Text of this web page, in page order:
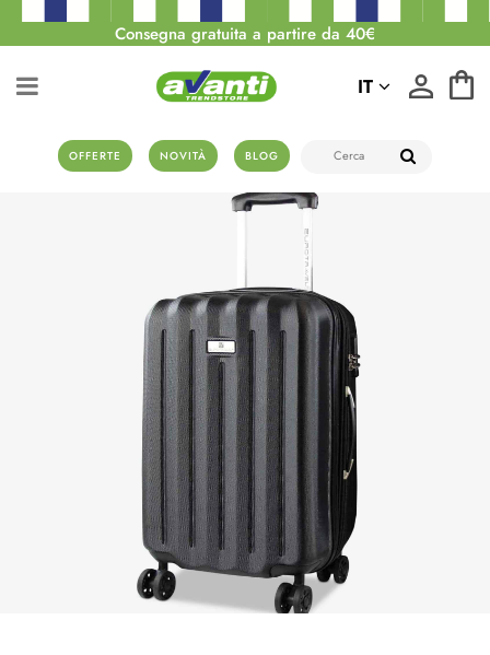
Consegna gratuita a partire da 40€
OFFERTE NOVITÀ BLOG
IT